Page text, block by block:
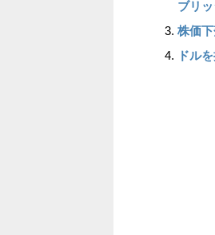
ブリ
株価
ドル